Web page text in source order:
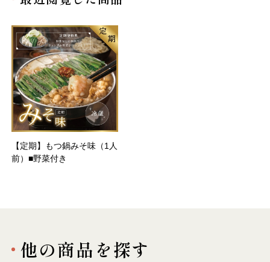
【定期】もつ鍋みそ味（1人
前）■野菜付き
他の商品を探す